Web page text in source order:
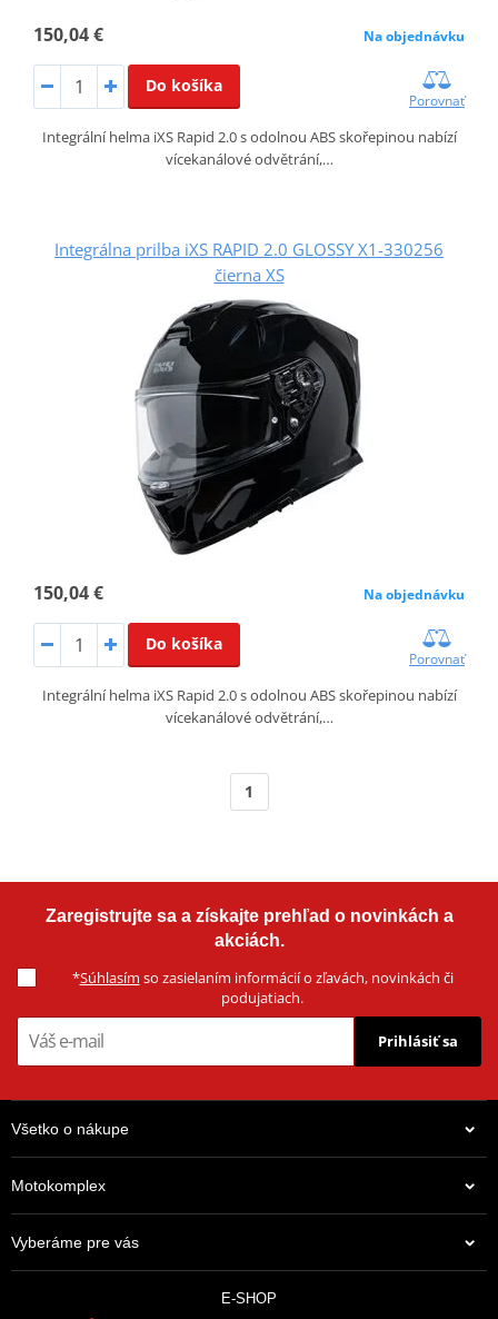
150,04 € Na objednávku
Do košíka
Porovnať
Integrální helma iXS Rapid 2.0 s odolnou ABS skořepinou nabízí
vícekanálové odvětrání,…
Integrálna prilba iXS RAPID 2.0 GLOSSY X1-330256
čierna XS
150,04 € Na objednávku
Do košíka
Porovnať
Integrální helma iXS Rapid 2.0 s odolnou ABS skořepinou nabízí
vícekanálové odvětrání,…
1
Zaregistrujte sa a získajte prehľad o novinkách a
akciách.
*Súhlasím so zasielaním informácií o zľavách, novinkách či
podujatiach.
Prihlásiť sa
Všetko o nákupe
Motokomplex
Vyberáme pre vás
E-SHOP